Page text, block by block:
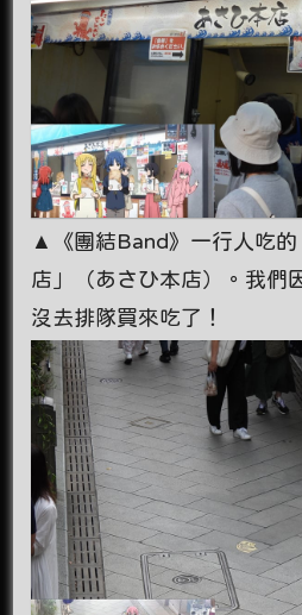
▲《團結Band》一行人吃的
店」（あさひ本店）。我們
沒去排隊買來吃了！